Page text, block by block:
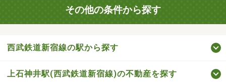
その他の条件から探す
西武鉄道新宿線の駅から探す
上石神井駅(西武鉄道新宿線)の不動産を探す